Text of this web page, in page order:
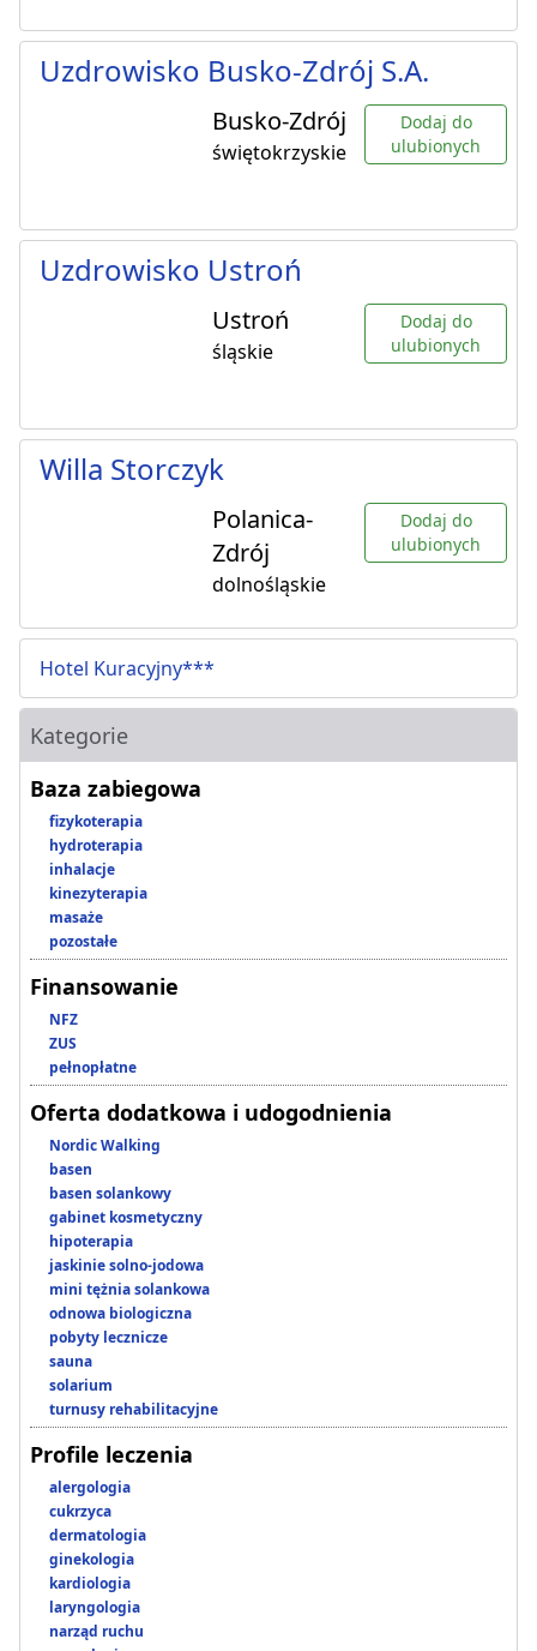
Uzdrowisko Busko-Zdrój S.A.
Busko-Zdrój
świętokrzyskie
Dodaj do
ulubionych
Uzdrowisko Ustroń
Ustroń
śląskie
Dodaj do
ulubionych
Willa Storczyk
Polanica-
Zdrój
dolnośląskie
Dodaj do
ulubionych
Hotel Kuracyjny***
Kategorie
Baza zabiegowa
fizykoterapia
hydroterapia
inhalacje
kinezyterapia
masaże
pozostałe
Finansowanie
NFZ
ZUS
pełnopłatne
Oferta dodatkowa i udogodnienia
Nordic Walking
basen
basen solankowy
gabinet kosmetyczny
hipoterapia
jaskinie solno-jodowa
mini tężnia solankowa
odnowa biologiczna
pobyty lecznicze
sauna
solarium
turnusy rehabilitacyjne
Profile leczenia
alergologia
cukrzyca
dermatologia
ginekologia
kardiologia
laryngologia
narząd ruchu